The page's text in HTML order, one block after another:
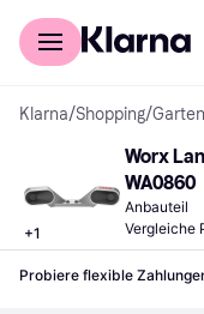
Für Shopper
Klarna/Shopping/
+1
Worx
WA0860
Anbauteil
Vergleiche
Probiere flexible